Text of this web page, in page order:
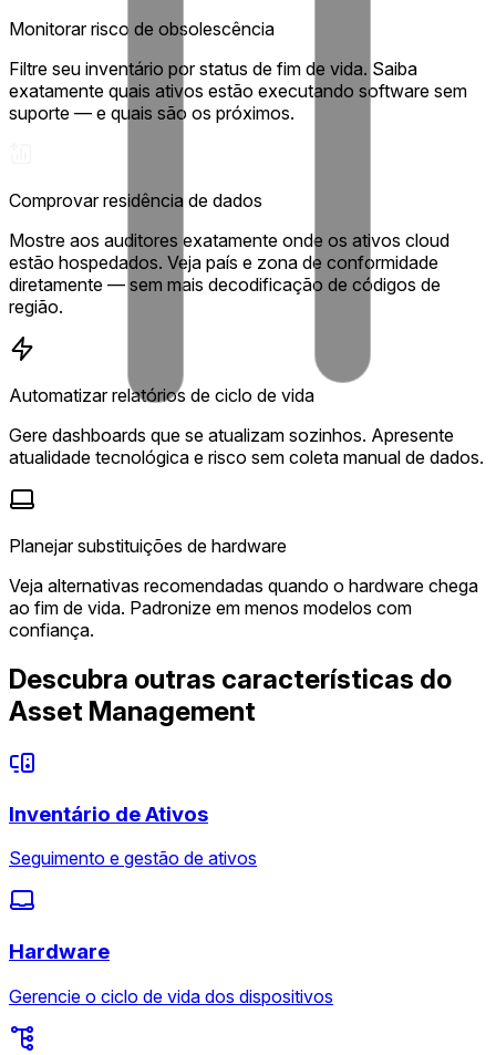
Monitorar risco de obsolescência
Filtre seu inventário por status de fim de vida. Saiba
exatamente quais ativos estão executando software sem
suporte — e quais são os próximos.
Comprovar residência de dados
Mostre aos auditores exatamente onde os ativos cloud
estão hospedados. Veja país e zona de conformidade
diretamente — sem mais decodificação de códigos de
região.
Automatizar relatórios de ciclo de vida
Gere dashboards que se atualizam sozinhos. Apresente
atualidade tecnológica e risco sem coleta manual de dados.
Planejar substituições de hardware
Veja alternativas recomendadas quando o hardware chega
ao fim de vida. Padronize em menos modelos com
confiança.
Descubra outras características do
Asset Management
Inventário de Ativos
Seguimento e gestão de ativos
Hardware
Gerencie o ciclo de vida dos dispositivos